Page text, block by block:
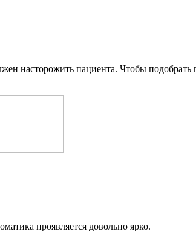
насторожить пациента. Чтобы
проявляется довольно ярко.